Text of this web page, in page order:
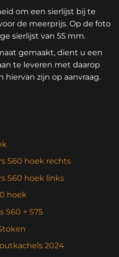
om een sierlijst bij te
de meerprijs. Op de foto
sierlijst van 55 mm.
gemaakt, dient u een
te leveren met daarop
hiervan zijn op aanvraag.
S60 hoek rechts
S60 hoek links
hoek
S60 + S75
2024